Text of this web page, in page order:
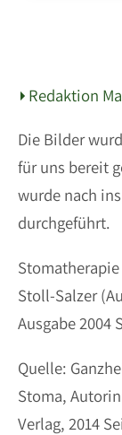
Redaktion
Die Bilder
für uns bereit
wurde nach
durchgeführt.
Stoll-Salzer
Ausgabe 2004
Quelle:
Stoma,
Verlag, 2014